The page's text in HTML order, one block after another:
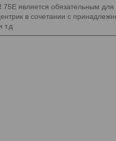
является обязательным для
в сочетании с
т.д